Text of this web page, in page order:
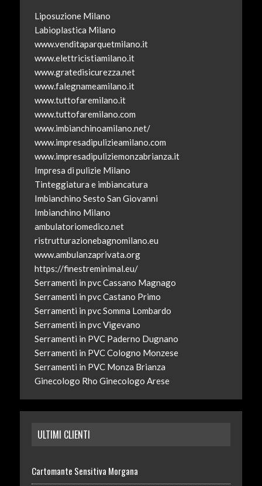
Liposuzione Milano
Labioplastica Milano
www.venditaparquetmilano.it
www.elettricistiamilano.it
www.gratedisicurezza.net
www.falegnameamilano.it
www.tuttofaremilano.it
www.tuttofaremilano.com
www.imbianchinoamilano.net/
www.impresadipulizieamilano.com
www.impresadipuliziemonzabrianza.it
Impresa di pulizie Milano
Tinteggiatura e imbiancatura
Imbianchino Sesto San Giovanni
Imbianchino Milano
ambulatoriomedico.net
ristrutturazionebagnomilano.eu
www.ambulanzaprivata.org
https://finestreminimal.eu/
Serramenti in pvc Cassano Magnago
Serramenti in pvc Castano Primo
Serramenti in pvc Somma Lombardo
Serramenti in pvc Vigevano
Serramenti in PVC Paderno Dugnano
Serramenti in PVC Cologno Monzese
Serramenti in PVC Monza Brianza
Ginecologo Rho Ginecologo Arese
ULTIMI CLIENTI
Cartomante Sensitiva Morgana